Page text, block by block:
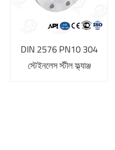
DIN 2576 PN10 304
স্টেইনলেস স্টীল ফ্ল্যাঞ্জ